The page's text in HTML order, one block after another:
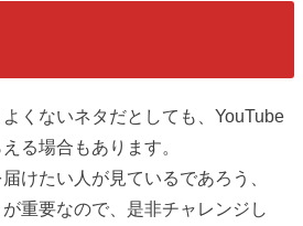
くないネタだとしても、YouTube
る場合もあります。
けたい人が見ているであろう、
重要なので、是非チャレンジし